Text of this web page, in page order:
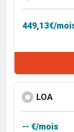
449,13€/
LOA
-- €/mois